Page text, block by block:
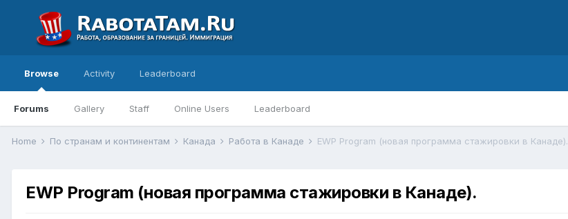
Browse
Forums Gallery Staff Online Users Leaderboard
Activity Leaderboard
Home По странам и континентам Канада Работа в Канаде EWP Program (новая программа стажировки в Канаде).
EWP Program (новая программа стажировки в Канаде).